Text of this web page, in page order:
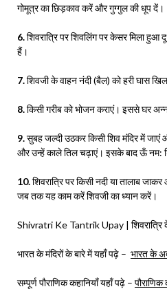
गोमूत्र का छिड़काव करें और गुग्गुल की धूप दें।
6.शिवरात्रि पर शिवलिंग पर केसर मिला हुआ
हैं।
7.शिवजी के वाहन नंदी (बैल) को हरी घास
8.किसी गरीब को भोजन कराएं। इससे घर
9.सुबह जल्दी उठकर किसी शिव मंदिर में
और उन्हें काले तिल चढ़ाएं। इसके बाद ऊँ नम:
10.शिवरात्रि पर किसी नदी या तालाब
जब तक यह काम करें शिवजी का ध्यान करें।
Shivratri Ke Tantrik Upay | शिवरात्रि
भारत के मंदिरों के बारे में यहाँ पढ़े – भारत के
सम्पूर्ण पौराणिक कहानियाँ यहाँ पढ़े –